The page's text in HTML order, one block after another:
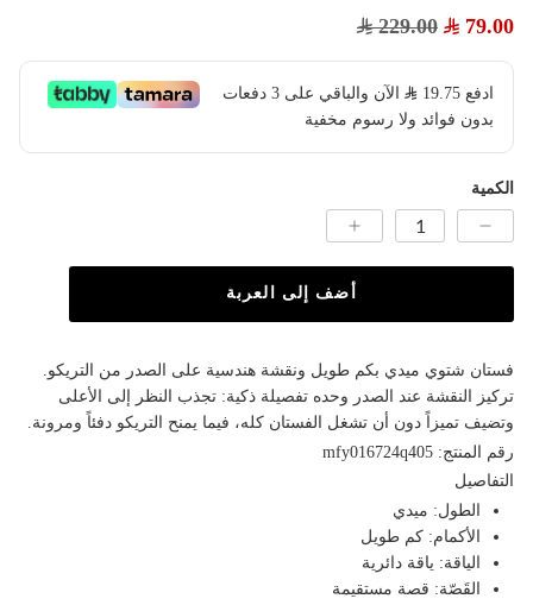
79.00
229.00
ادفع 19.75
​ الآن والباقي على 3 دفعات
بدون فوائد ولا رسوم مخفية
الكمية
أضف إلى العربة
فستان شتوي ميدي بكم طويل ونقشة هندسية على الصدر من التريكو.
تركيز النقشة عند الصدر وحده تفصيلة ذكية: تجذب النظر إلى الأعلى
وتضيف تميزاً دون أن تشغل الفستان كله، فيما يمنح التريكو دفئاً ومرونة.
رقم المنتج: mfy016724q405
التفاصيل
الطول: ميدي
الأكمام: كم طويل
الياقة: ياقة دائرية
القَصّة: قصة مستقيمة